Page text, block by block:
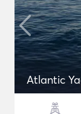
Atlantic